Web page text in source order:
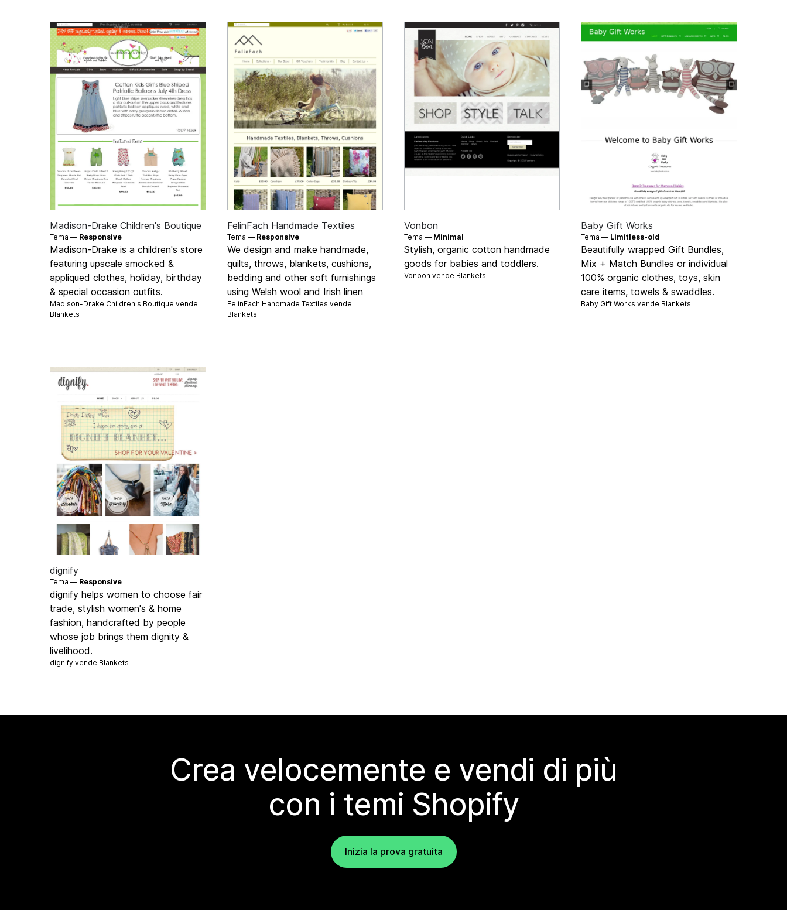
Madison-Drake Children's Boutique
Tema — Responsive
Madison-Drake is a children's store
featuring upscale smocked &
appliqued clothes, holiday, birthday
& special occasion outfits.
Madison-Drake Children's Boutique vende
Blankets
FelinFach Handmade Textiles
Tema — Responsive
We design and make handmade,
quilts, throws, blankets, cushions,
bedding and other soft furnishings
using Welsh wool and Irish linen
FelinFach Handmade Textiles vende
Blankets
Vonbon
Tema — Minimal
Stylish, organic cotton handmade
goods for babies and toddlers.
Vonbon vende Blankets
Baby Gift Works
Tema — Limitless-old
Beautifully wrapped Gift Bundles,
Mix + Match Bundles or individual
100% organic clothes, toys, skin
care items, towels & swaddles.
Baby Gift Works vende Blankets
dignify
Tema — Responsive
dignify helps women to choose fair
trade, stylish women's & home
fashion, handcrafted by people
whose job brings them dignity &
livelihood.
dignify vende Blankets
Crea velocemente e vendi di più
con i temi Shopify
Inizia la prova gratuita